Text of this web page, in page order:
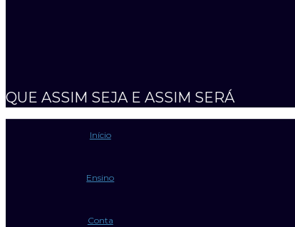
QUE ASSIM SEJA E ASSIM SERÁ
Início
Ensino
Conta